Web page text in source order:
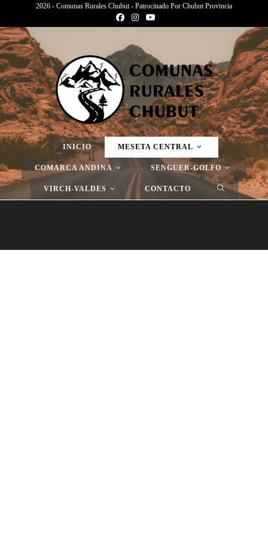
2026 - Comunas Rurales Chubut - Patrocinado Por Chubut Provincia
INICIO MESETA CENTRAL
COMARCA ANDINA SENGUER-GOLFO
VIRCH-VALDES CONTACTO
Página Nueva
> Página Nueva > Página Nueva